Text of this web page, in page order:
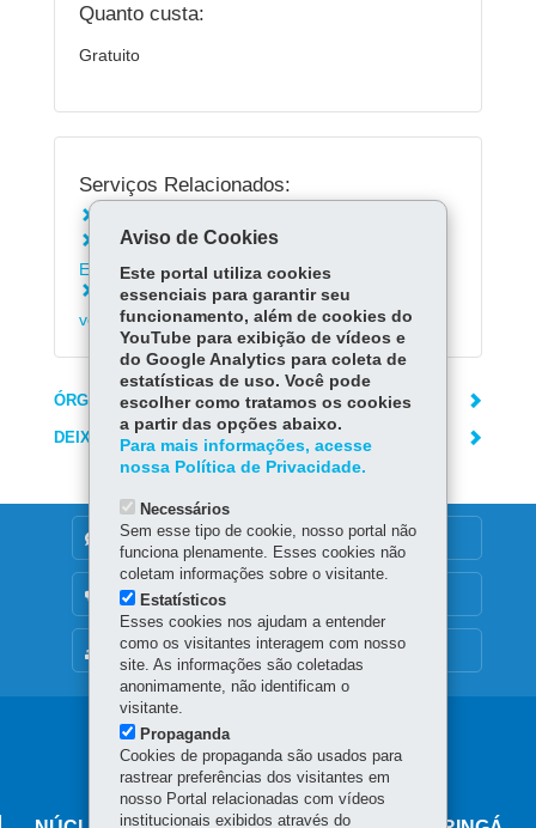
Quanto custa:
Gratuito
Serviços Relacionados:
Consultar Acervo Digital da Secretaria de
Educação
Preparar-se para o Enem e para concursos
vestibulares
ÓRGÃO RESPONSÁVEL
DEIXE SUA OPINIÃO
MAPA DO SITE
DENUNCIE CORRUPÇÃO
OUVIDORIA
Navegação
principal
Aviso de Cookies
Este portal utiliza cookies
essenciais para garantir seu
funcionamento, além de cookies do
YouTube para exibição de vídeos e
do Google Analytics para coleta de
estatísticas de uso. Você pode
escolher como tratamos os cookies
a partir das opções abaixo.
Para mais informações, acesse
nossa Política de Privacidade.
Necessários
Sem esse tipo de cookie, nosso portal não
funciona plenamente. Esses cookies não
coletam informações sobre o visitante.
Estatísticos
Esses cookies nos ajudam a entender
como os visitantes interagem com nosso
site. As informações são coletadas
anonimamente, não identificam o
visitante.
Propaganda
Cookies de propaganda são usados para
rastrear preferências dos visitantes em
nosso Portal relacionadas com vídeos
institucionais exibidos através do